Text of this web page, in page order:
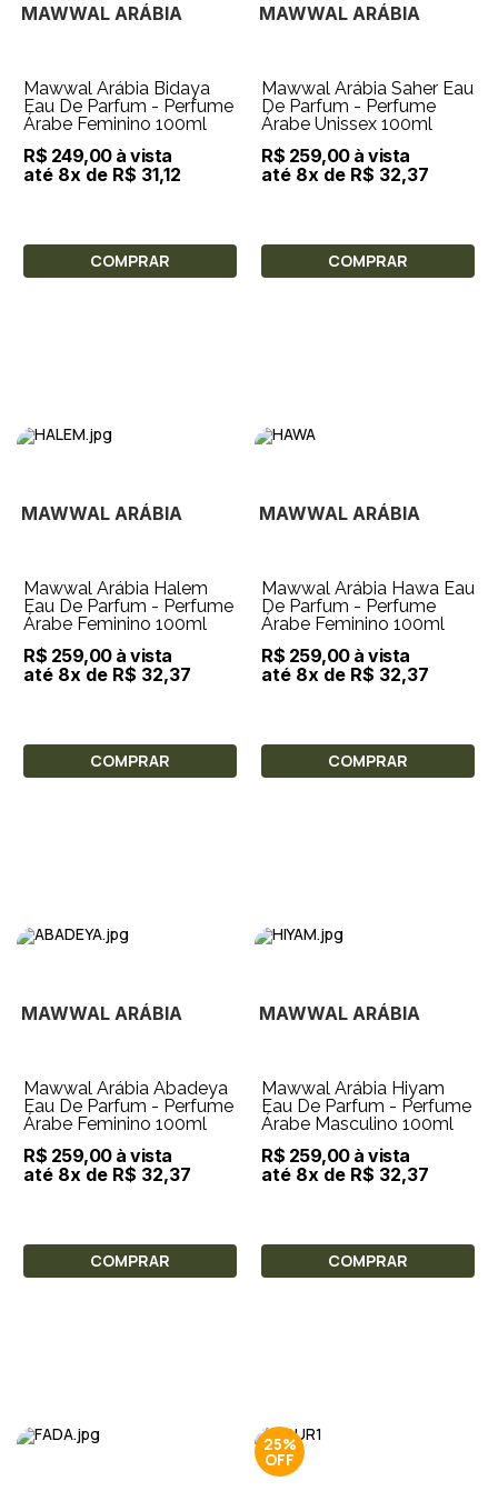
MAWWAL ARÁBIA
Mawwal Arábia Bidaya
Eau De Parfum - Perfume
Árabe Feminino 100ml
R$ 249,00 à vista
até 8x de R$ 31,12
COMPRAR
MAWWAL ARÁBIA
Mawwal Arábia Saher Eau
De Parfum - Perfume
Árabe Unissex 100ml
R$ 259,00 à vista
até 8x de R$ 32,37
COMPRAR
MAWWAL ARÁBIA
Mawwal Arábia Halem
Eau De Parfum - Perfume
Árabe Feminino 100ml
R$ 259,00 à vista
até 8x de R$ 32,37
COMPRAR
MAWWAL ARÁBIA
Mawwal Arábia Hawa Eau
De Parfum - Perfume
Árabe Feminino 100ml
R$ 259,00 à vista
até 8x de R$ 32,37
COMPRAR
MAWWAL ARÁBIA
Mawwal Arábia Abadeya
Eau De Parfum - Perfume
Árabe Feminino 100ml
R$ 259,00 à vista
até 8x de R$ 32,37
COMPRAR
MAWWAL ARÁBIA
Mawwal Arábia Hiyam
Eau De Parfum - Perfume
Árabe Masculino 100ml
R$ 259,00 à vista
até 8x de R$ 32,37
COMPRAR
25%